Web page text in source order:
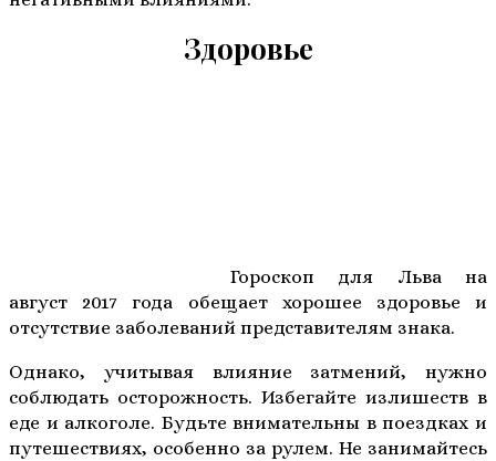
Здоровье
Гороскоп для Льва на
август 2017 года обещает хорошее здоровье и
отсутствие заболеваний представителям знака.
Однако, учитывая влияние затмений, нужно
соблюдать осторожность. Избегайте излишеств в
еде и алкоголе. Будьте внимательны в поездках и
путешествиях, особенно за рулем. Не занимайтесь